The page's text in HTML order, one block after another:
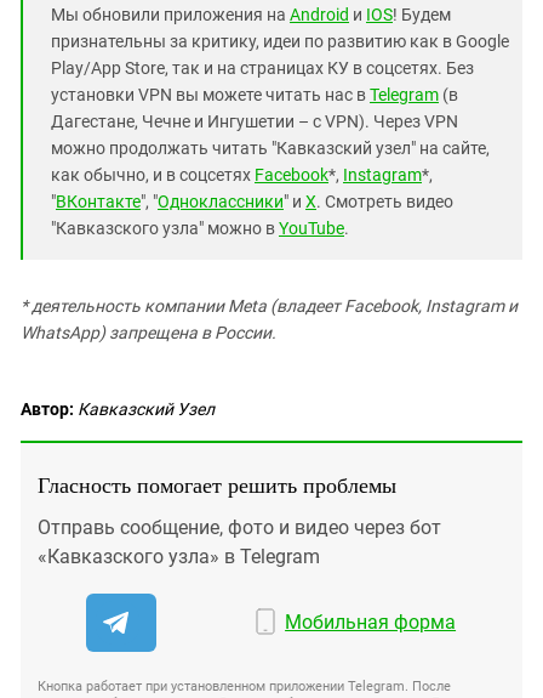
Мы обновили приложения на Android и IOS! Будем
признательны за критику, идеи по развитию как в Google
Play/App Store, так и на страницах КУ в соцсетях. Без
установки VPN вы можете читать нас вTelegram (в
Дагестане, Чечне и Ингушетии – с VPN). Через VPN
можно продолжать читать "Кавказский узел" на сайте,
как обычно, и в соцсетях Facebook*, Instagram*,
"ВКонтакте", "Одноклассники" и X. Смотреть видео
"Кавказского узла" можно вYouTube.
* деятельность компании Meta (владеет Facebook, Instagram и
WhatsApp) запрещена в России.
Автор: Кавказский Узел
Гласность помогает решить проблемы
Отправь сообщение, фото и видео через бот
«Кавказского узла» в Telegram
Мобильная форма
Кнопка работает при установленном приложении Telegram. После